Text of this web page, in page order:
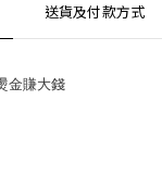
送貨及付款方式
金賺大錢